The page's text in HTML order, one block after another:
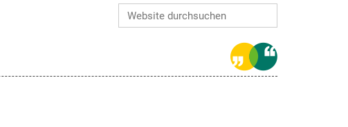
Erweiterte Suche…